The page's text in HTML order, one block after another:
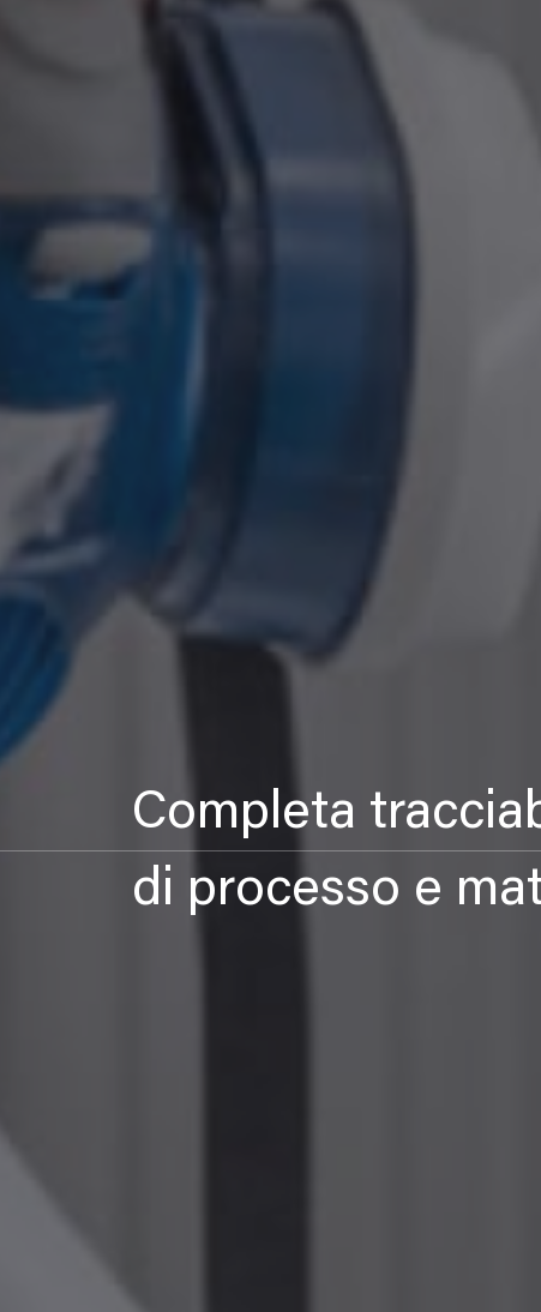
Completa
di processo e